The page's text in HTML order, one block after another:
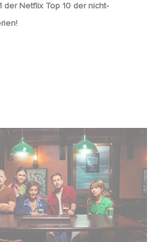
der Netflix Top 10 der nicht-
Rache wollen: Willkommen im